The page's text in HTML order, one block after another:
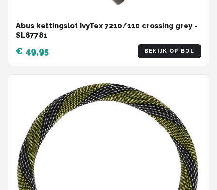
Abus kettingslot IvyTex 7210/110 crossing grey -
SL87781
€ 49,95 BEKIJK OP BOL